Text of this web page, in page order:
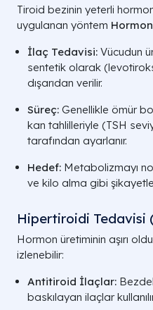
Tiroid bezinin yeterli
uygulanan yöntem
İlaç Tedavisi: Vücudun
sentetik olarak
dışarıdan verilir.
Süreç: Genellikle ömür
kan tahlilleriyle (TSH
tarafından ayarlanır.
Hedef: Metabolizmayı
ve kilo alma gibi
Hipertiroidi Tedavisi
Hormon üretiminin aşırı
izlenebilir:
Antitiroid İlaçlar:
baskılayan ilaçlar